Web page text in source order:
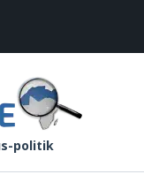
politik